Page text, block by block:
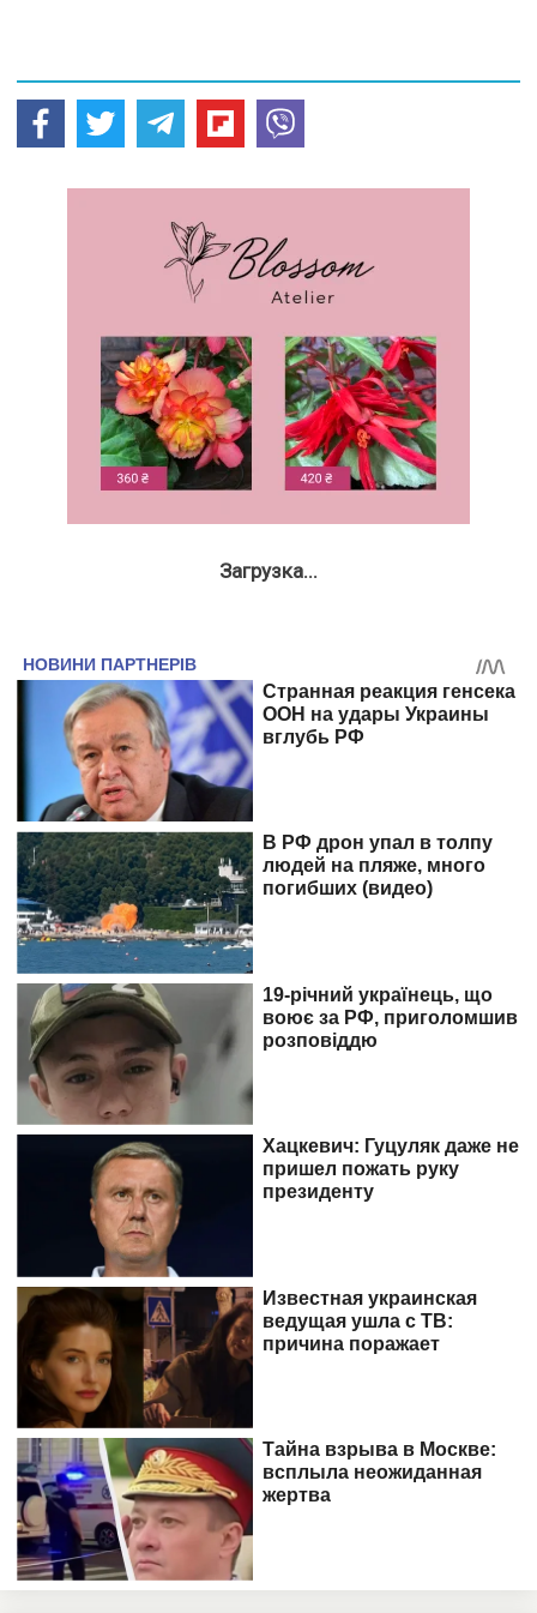
Загрузка...